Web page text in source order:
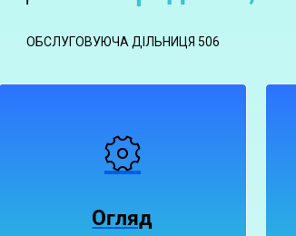
ОБСЛУГОВУЮЧА ДІЛЬНИЦЯ 506
Огляд